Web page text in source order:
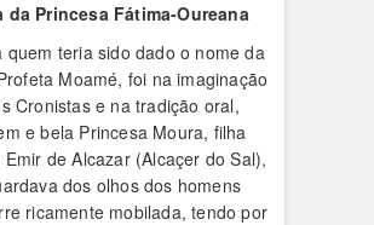
da Princesa Fátima-Oureana
quem teria sido dado o nome da
Moamé, foi na imaginação
Cronistas e na tradição oral,
e bela Princesa Moura, filha
Emir de Alcazar (Alcaçer do Sal),
dos olhos dos homens
ricamente mobilada, tendo por